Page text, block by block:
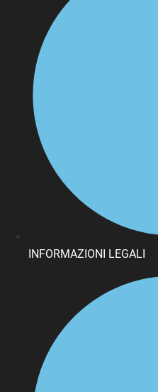
INFORMAZIONI LEGALI